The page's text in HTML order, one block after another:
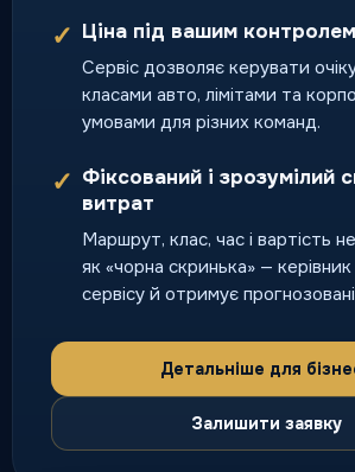
поїздка з домашнім
улюбленцем
Тверезий водій
Безпечне повернення додому,
авто без ризику.
нічний і святковий попит
✓ Ціна під вашим контролем
Сервіс дозволяє керувати
класами авто, лімітами та
умовами для різних команд.
✓ Фіксований і зрозумілий
витрат
Маршрут, клас, час і вартість
як «чорна скринька» —
сервісу й отримує
Детальніше для
Залишити заявку